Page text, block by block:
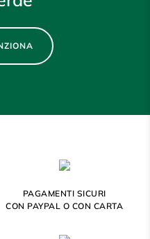
PAGAMENTI SICURI
CON PAYPAL O CON CARTA